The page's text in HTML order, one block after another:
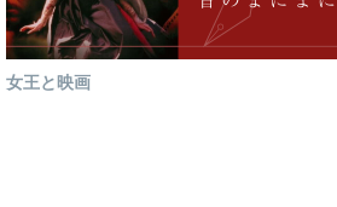
女王と映画